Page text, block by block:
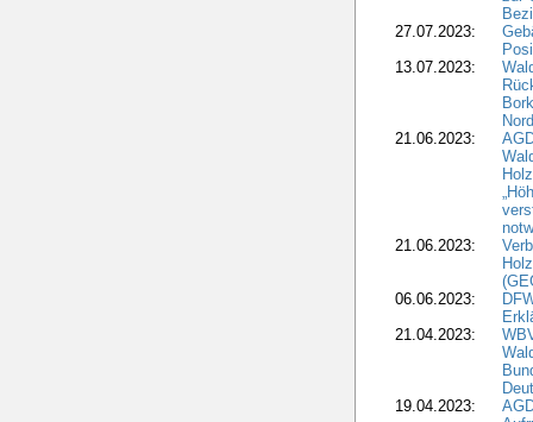
27.07.2023:
13.07.2023:
21.06.2023:
21.06.2023:
06.06.2023:
21.04.2023:
19.04.2023: